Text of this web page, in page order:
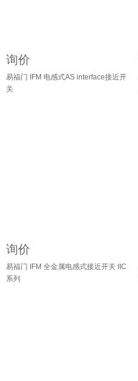
询价
易福门 IFM 电感式AS interface接近开
关
询价
易福门 IFM 全金属电感式接近开关 IIC
系列